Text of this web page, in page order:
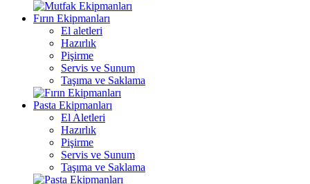
Fırın Ekipmanları
El aletleri
Hazırlık
Pişirme
Servis ve Sunum
Taşıma ve Saklama
Pasta Ekipmanları
El Aletleri
Hazırlık
Pişirme
Servis ve Sunum
Taşıma ve Saklama